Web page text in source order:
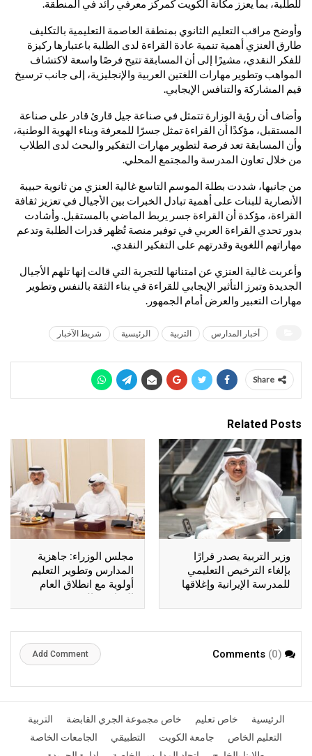
للطلبة، بما يعزز مكانة الكويت كمركز معرفي رائد في المنطقة.
وأوضح مراقب التعليم الثانوي بمنطقة العاصمة التعليمية بالتكليف
طارق العنزي أهمية تنمية عادة القراءة لدى الطلبة باعتبارها ركيزة
للفكر النقدي، مشيرًا إلى أن المسابقة تتيح فرصًا واسعة لاكتشاف
المواهب وتطوير مهارات اللغتين العربية والإنجليزية، إلى جانب ترسيخ
قيم المشاركة والتنافس الإيجابي.
وأضاف أن رؤية الوزارة تتمثل في صناعة جيل قارئ قادر على صناعة
المستقبل، مؤكدًا أن القراءة تمثل جسرًا للمعرفة وبناء الهوية الوطنية،
وأن المسابقة تعد فرصة لتطوير مهارات التفكير والبحث لدى الطلاب
من خلال تعاون المدرسة والمجتمع المحلي.
من جانبها، شددت بطلة الموسم التاسع غالية العنزي من ثانوية حبيبة
الأنصارية للبنات على أهمية تبادل الخبرات بين الأجيال في تعزيز ثقافة
القراءة، مؤكدة أن القراءة جسر يربط الماضي بالمستقبل. وأشادت
بدور تحدي القراءة العربي في توفير منصة تُظهر قدرات الطلبة وتدعم
مهاراتهم اللغوية وقدرتهم على التفكير النقدي.
وأعربت غالية العنزي عن امتنانها للتجربة التي قالت إنها تلهم الأجيال
الجديدة وتبرز التأثير الإيجابي للقراءة في بناء الثقة بالنفس وتطوير
مهارات التعبير والعرض أمام الجمهور.
أخبار المدارس التربية الرئيسية شريط الآخبار
Share
Related Posts
وزير التربية يصدر قرارًا
بإلغاء الترخيص التعليمي
للمدرسة الإيرانية وإغلاقها
مجلس الوزراء: جاهزية
المدارس وتطوير التعليم
أولوية مع انطلاق العام
الدراسي الجديد
(0)
Add Comment
الرئيسية خاص تعليم خاص مجموعة الجري القابضة
التربية
التعليم الخاص
جامعة الكويت التطبيقي
الجامعات الخاصة